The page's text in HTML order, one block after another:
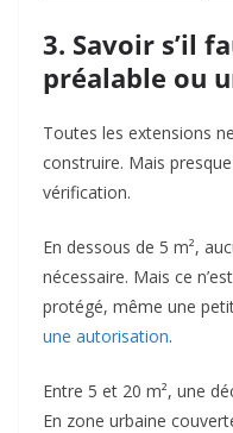
3. Savoir s’il
préalable ou
Toutes les extensions
construire. Mais
vérification.
En dessous de 5 m²,
nécessaire. Mais ce
protégé, même une
une autorisation.
Entre 5 et 20 m², une
En zone urbaine